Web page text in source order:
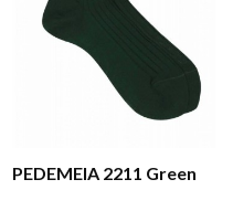
PEDEMEIA 2211 Green